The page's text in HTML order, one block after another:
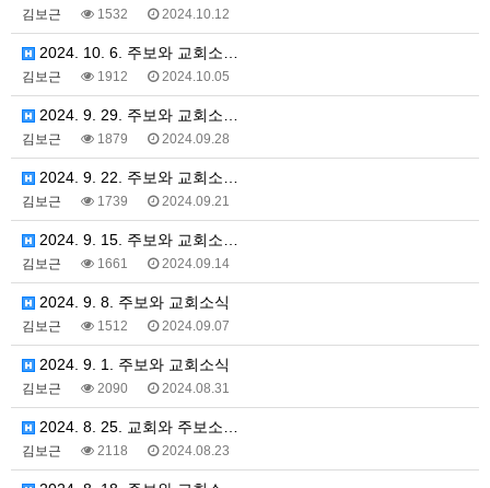
김보근 1532 2024.10.12
2024. 10. 6. 주보와 교회소…
김보근 1912 2024.10.05
2024. 9. 29. 주보와 교회소…
김보근 1879 2024.09.28
2024. 9. 22. 주보와 교회소…
김보근 1739 2024.09.21
2024. 9. 15. 주보와 교회소…
김보근 1661 2024.09.14
2024. 9. 8. 주보와 교회소식
김보근 1512 2024.09.07
2024. 9. 1. 주보와 교회소식
김보근 2090 2024.08.31
2024. 8. 25. 교회와 주보소…
김보근 2118 2024.08.23